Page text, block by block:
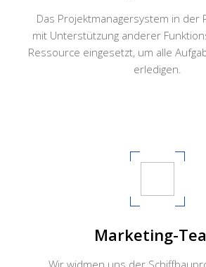
Das Projektmanagersystem in der
mit Unterstützung anderer
Ressource eingesetzt, um alle
erledigen.​​​​​​​
Marketing-
Wir widmen uns der